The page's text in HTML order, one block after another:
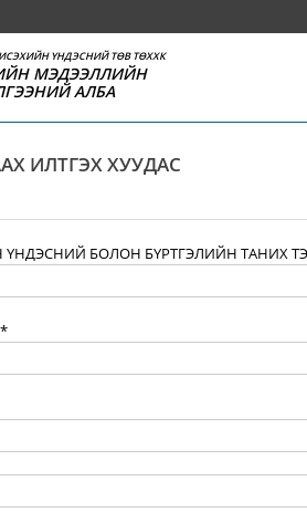
ҮНДЭСНИЙ ТӨВ ТӨХХК
МЭДЭЭЛЛИЙН
АЛБА
ИЛТГЭХ ХУУДАС
БОЛОН БҮРТГЭЛИЙН ТАНИХ